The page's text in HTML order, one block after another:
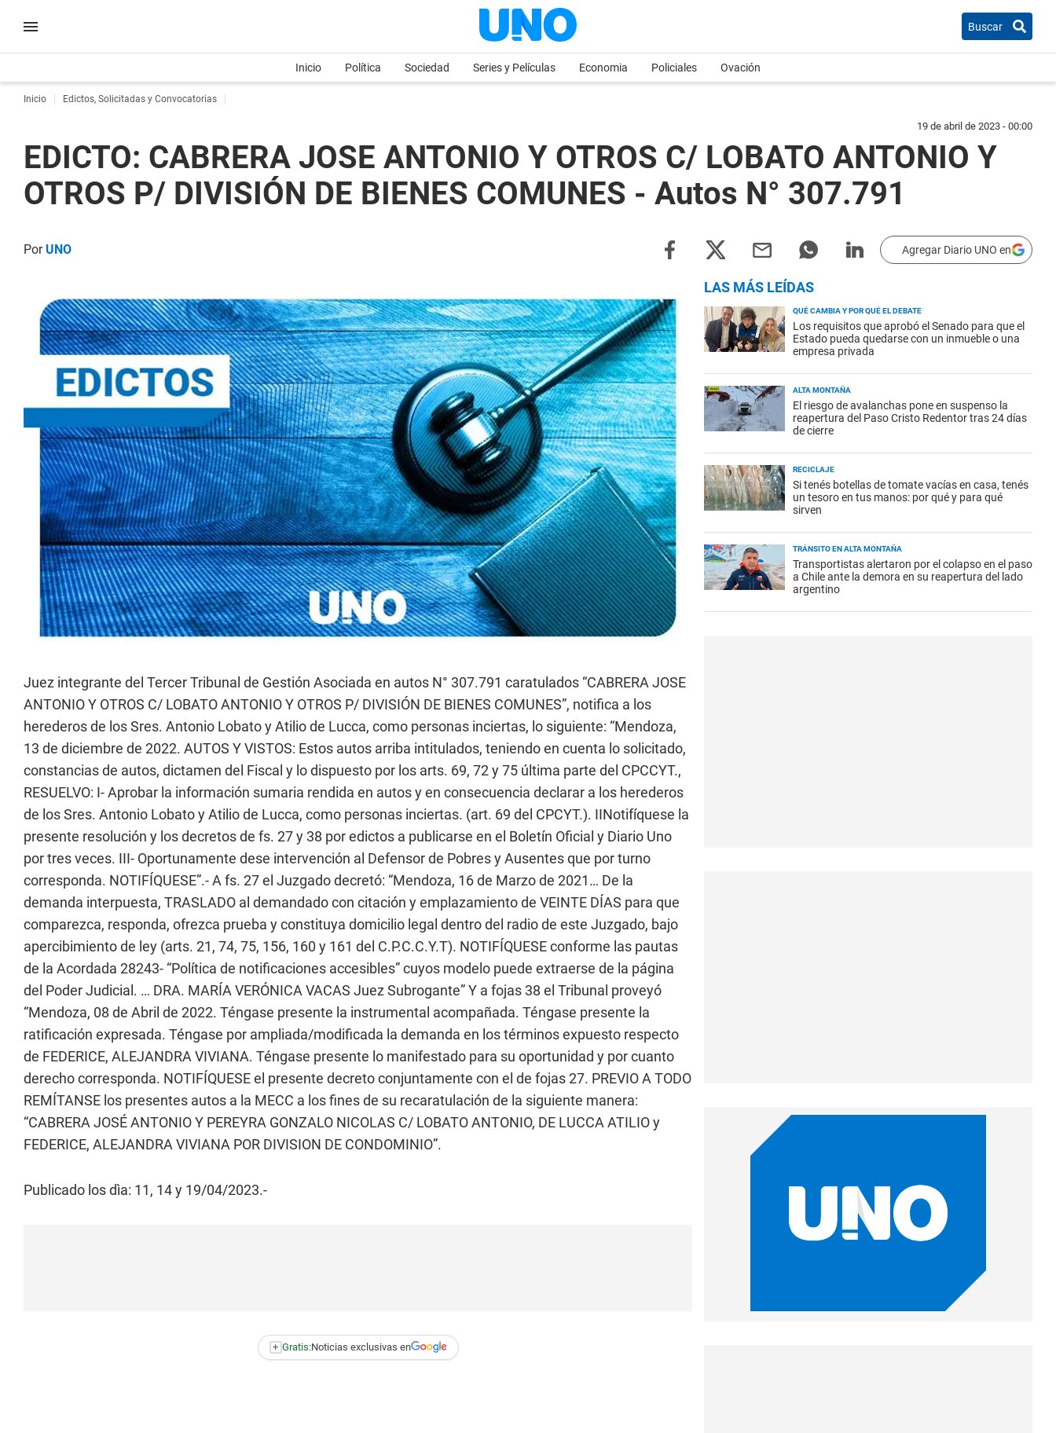
Buscar
Inicio Política Sociedad Series y Películas Economia Policiales Ovación
Inicio Edictos, Solicitadas y Convocatorias
19 de abril de 2023 - 00:00
EDICTO: CABRERA JOSE ANTONIO Y OTROS C/ LOBATO ANTONIO Y
OTROS P/ DIVISIÓN DE BIENES COMUNES - Autos N° 307.791
PorUNO Agregar Diario UNO en
Juez integrante del Tercer Tribunal de Gestión Asociada en autos N° 307.791 caratulados “CABRERA JOSE
ANTONIO Y OTROS C/ LOBATO ANTONIO Y OTROS P/ DIVISIÓN DE BIENES COMUNES”, notifica a los
herederos de los Sres. Antonio Lobato y Atilio de Lucca, como personas inciertas, lo siguiente: “Mendoza,
13 de diciembre de 2022. AUTOS Y VISTOS: Estos autos arriba intitulados, teniendo en cuenta lo solicitado,
constancias de autos, dictamen del Fiscal y lo dispuesto por los arts. 69, 72 y 75 última parte del CPCCYT.,
RESUELVO: I- Aprobar la información sumaria rendida en autos y en consecuencia declarar a los herederos
de los Sres. Antonio Lobato y Atilio de Lucca, como personas inciertas. (art. 69 del CPCYT.). IINotifíquese la
presente resolución y los decretos de fs. 27 y 38 por edictos a publicarse en el Boletín Oficial y Diario Uno
por tres veces. III- Oportunamente dese intervención al Defensor de Pobres y Ausentes que por turno
corresponda. NOTIFÍQUESE”.- A fs. 27 el Juzgado decretó: “Mendoza, 16 de Marzo de 2021… De la
demanda interpuesta, TRASLADO al demandado con citación y emplazamiento de VEINTE DÍAS para que
comparezca, responda, ofrezca prueba y constituya domicilio legal dentro del radio de este Juzgado, bajo
apercibimiento de ley (arts. 21, 74, 75, 156, 160 y 161 del C.P.C.C.Y.T). NOTIFÍQUESE conforme las pautas
de la Acordada 28243- “Política de notificaciones accesibles” cuyos modelo puede extraerse de la página
del Poder Judicial. … DRA. MARÍA VERÓNICA VACAS Juez Subrogante” Y a fojas 38 el Tribunal proveyó
“Mendoza, 08 de Abril de 2022. Téngase presente la instrumental acompañada. Téngase presente la
ratificación expresada. Téngase por ampliada/modificada la demanda en los términos expuesto respecto
de FEDERICE, ALEJANDRA VIVIANA. Téngase presente lo manifestado para su oportunidad y por cuanto
derecho corresponda. NOTIFÍQUESE el presente decreto conjuntamente con el de fojas 27. PREVIO A TODO
REMÍTANSE los presentes autos a la MECC a los fines de su recaratulación de la siguiente manera:
“CABRERA JOSÉ ANTONIO Y PEREYRA GONZALO NICOLAS C/ LOBATO ANTONIO, DE LUCCA ATILIO y
FEDERICE, ALEJANDRA VIVIANA POR DIVISION DE CONDOMINIO”.
Publicado los dìa: 11, 14 y 19/04/2023.-
+ Gratis:Noticias exclusivas en
LAS MÁS LEÍDAS
QUÉ CAMBIA Y POR QUÉ EL DEBATE
Los requisitos que aprobó el Senado para que el
Estado pueda quedarse con un inmueble o una
empresa privada
ALTA MONTAÑA
El riesgo de avalanchas pone en suspenso la
reapertura del Paso Cristo Redentor tras 24 días
de cierre
RECICLAJE
Si tenés botellas de tomate vacías en casa, tenés
un tesoro en tus manos: por qué y para qué
sirven
TRÁNSITO EN ALTA MONTAÑA
Transportistas alertaron por el colapso en el paso
a Chile ante la demora en su reapertura del lado
argentino